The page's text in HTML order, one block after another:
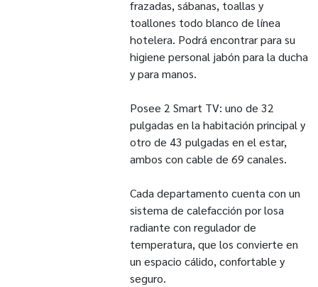
frazadas, sábanas, toallas y
toallones todo blanco de línea
hotelera. Podrá encontrar para su
higiene personal jabón para la ducha
y para manos.
Posee 2 Smart TV: uno de 32
pulgadas en la habitación principal y
otro de 43 pulgadas en el estar,
ambos con cable de 69 canales.
Cada departamento cuenta con un
sistema de calefacción por losa
radiante con regulador de
temperatura, que los convierte en
un espacio cálido, confortable y
seguro.